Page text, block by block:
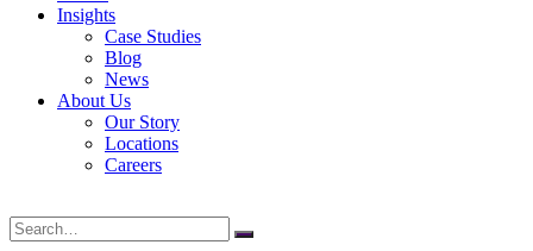
Insights
Case Studies
Blog
News
About Us
Our Story
Locations
Careers
Search
for: